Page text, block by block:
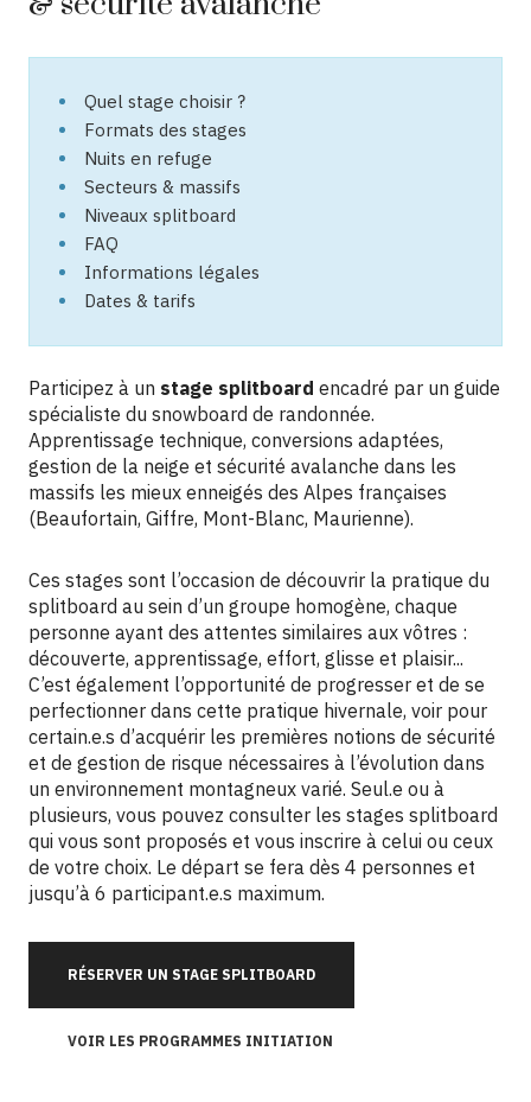
Quel stage choisir ?
Formats des stages
Nuits en refuge
Secteurs & massifs
Niveaux splitboard
FAQ
Informations légales
Dates & tarifs
Participez à un stage splitboard encadré par un guide
spécialiste du snowboard de randonnée.
Apprentissage technique, conversions adaptées,
gestion de la neige et sécurité avalanche dans les
massifs les mieux enneigés des Alpes françaises
(Beaufortain, Giffre, Mont-Blanc, Maurienne).
Ces stages sont l’occasion de découvrir la pratique du
splitboard au sein d’un groupe homogène, chaque
personne ayant des attentes similaires aux vôtres :
découverte, apprentissage, effort, glisse et plaisir...
C’est également l’opportunité de progresser et de se
perfectionner dans cette pratique hivernale, voir pour
certain.e.s d’acquérir les premières notions de sécurité
et de gestion de risque nécessaires à l’évolution dans
un environnement montagneux varié. Seul.e ou à
plusieurs, vous pouvez consulter les stages splitboard
qui vous sont proposés et vous inscrire à celui ou ceux
de votre choix. Le départ se fera dès 4 personnes et
jusqu’à 6 participant.e.s maximum.
RÉSERVER UN STAGE SPLITBOARD
VOIR LES PROGRAMMES INITIATION